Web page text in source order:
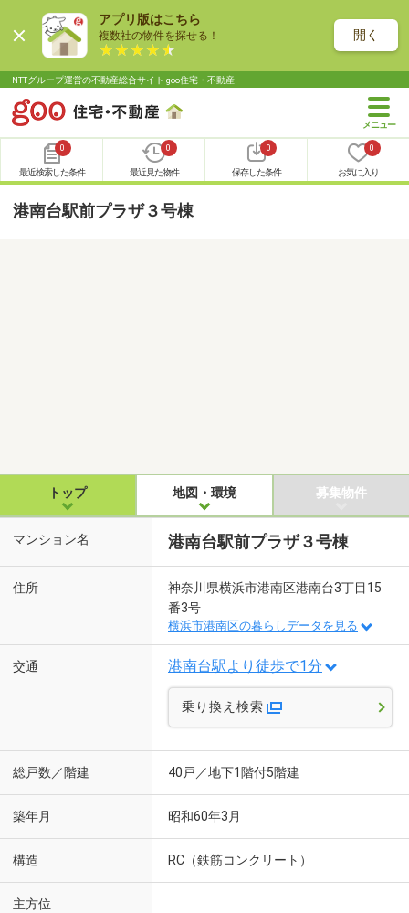
アプリ版はこちら
複数社の物件を探せる！ 開く
NTTグループ運営の不動産総合サイト goo住宅・不動産
0
最近検索した条件
0
最近見た物件
0
保存した条件
0
お気に入り
港南台駅前プラザ３号棟
トップ 地図・環境 募集物件
マンション名 港南台駅前プラザ３号棟
住所
神奈川県横浜市港南区港南台3丁目15
番3号
横浜市港南区の暮らしデータを見る
交通 港南台駅より徒歩で1分
乗り換え検索
総戸数／階建 40戸／地下1階付5階建
築年月 昭和60年3月
構造 RC（鉄筋コンクリート）
主方位